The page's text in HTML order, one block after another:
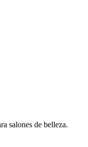
salones de belleza.